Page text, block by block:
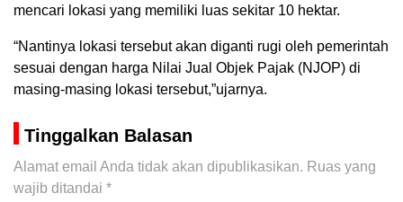
mencari lokasi yang memiliki luas sekitar 10 hektar.
“Nantinya lokasi tersebut akan diganti rugi oleh pemerintah
sesuai dengan harga Nilai Jual Objek Pajak (NJOP) di
masing-masing lokasi tersebut,”ujarnya.
Tinggalkan Balasan
Alamat email Anda tidak akan dipublikasikan. Ruas yang
wajib ditandai *